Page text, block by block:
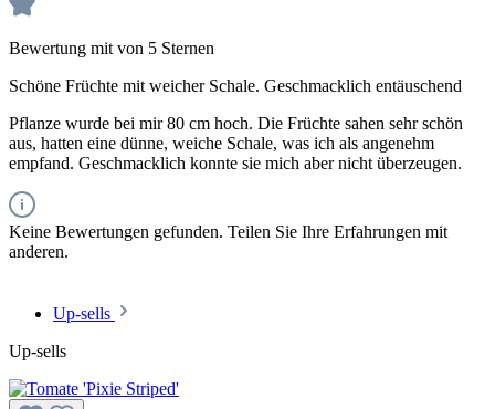
Bewertung mit von 5 Sternen
Schöne Früchte mit weicher Schale. Geschmacklich entäuschend
Pflanze wurde bei mir 80 cm hoch. Die Früchte sahen sehr schön
aus, hatten eine dünne, weiche Schale, was ich als angenehm
empfand. Geschmacklich konnte sie mich aber nicht überzeugen.
Keine Bewertungen gefunden. Teilen Sie Ihre Erfahrungen mit
anderen.
Up-sells
Up-sells